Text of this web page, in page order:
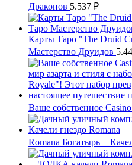
Драконов 5.537 ₽
Карты Таро "The Druid
Мастерство Друидов
Ваше собственное
Romana Богатырь +